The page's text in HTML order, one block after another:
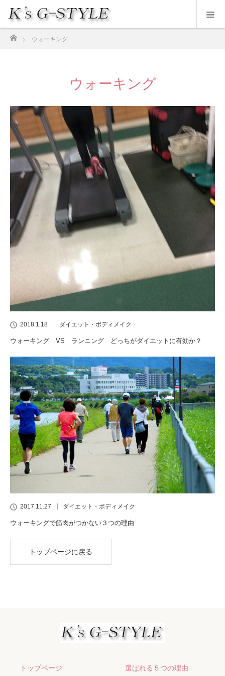
ウォーキング
ウォーキング
2018.1.18 ダイエット・ボディメイク
ウォーキング VS ランニング どっちがダイエットに有効か？
2017.11.27 ダイエット・ボディメイク
ウォーキングで筋肉がつかない３つの理由
トップページに戻る
トップページ 選ばれる５つの理由